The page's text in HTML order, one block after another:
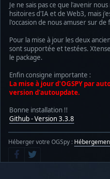
Je ne sais pas ce que l'avenir
hsitoires d'IA et de Web3, mais
l'occasion de nous amuser sur
Pour la mise à jour les deux
sont supportée et testées.
le package.
Enfin consigne importante :
La mise à jour d'OGSPY par
version d'autoupdate.
Bonne installation !!
Github - Version 3.3.8
Héberger votre OGSpy :